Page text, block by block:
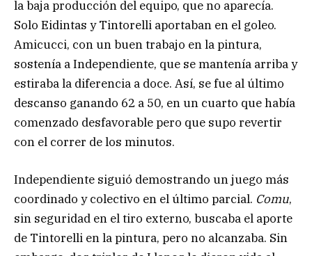
la baja producción del equipo, que no aparecía.
Solo Eidintas y Tintorelli aportaban en el goleo.
Amicucci, con un buen trabajo en la pintura,
sostenía a Independiente, que se mantenía arriba y
estiraba la diferencia a doce. Así, se fue al último
descanso ganando 62 a 50, en un cuarto que había
comenzado desfavorable pero que supo revertir
con el correr de los minutos.
Independiente siguió demostrando un juego más
coordinado y colectivo en el último parcial. Comu,
sin seguridad en el tiro externo, buscaba el aporte
de Tintorelli en la pintura, pero no alcanzaba. Sin